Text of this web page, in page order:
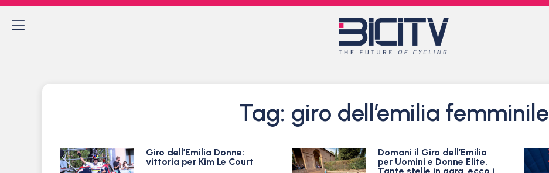
Tag: giro dell’emilia femminile
Giro dell’Emilia Donne:
vittoria per Kim Le Court
Domani il Giro dell’Emilia
per Uomini e Donne Elite.